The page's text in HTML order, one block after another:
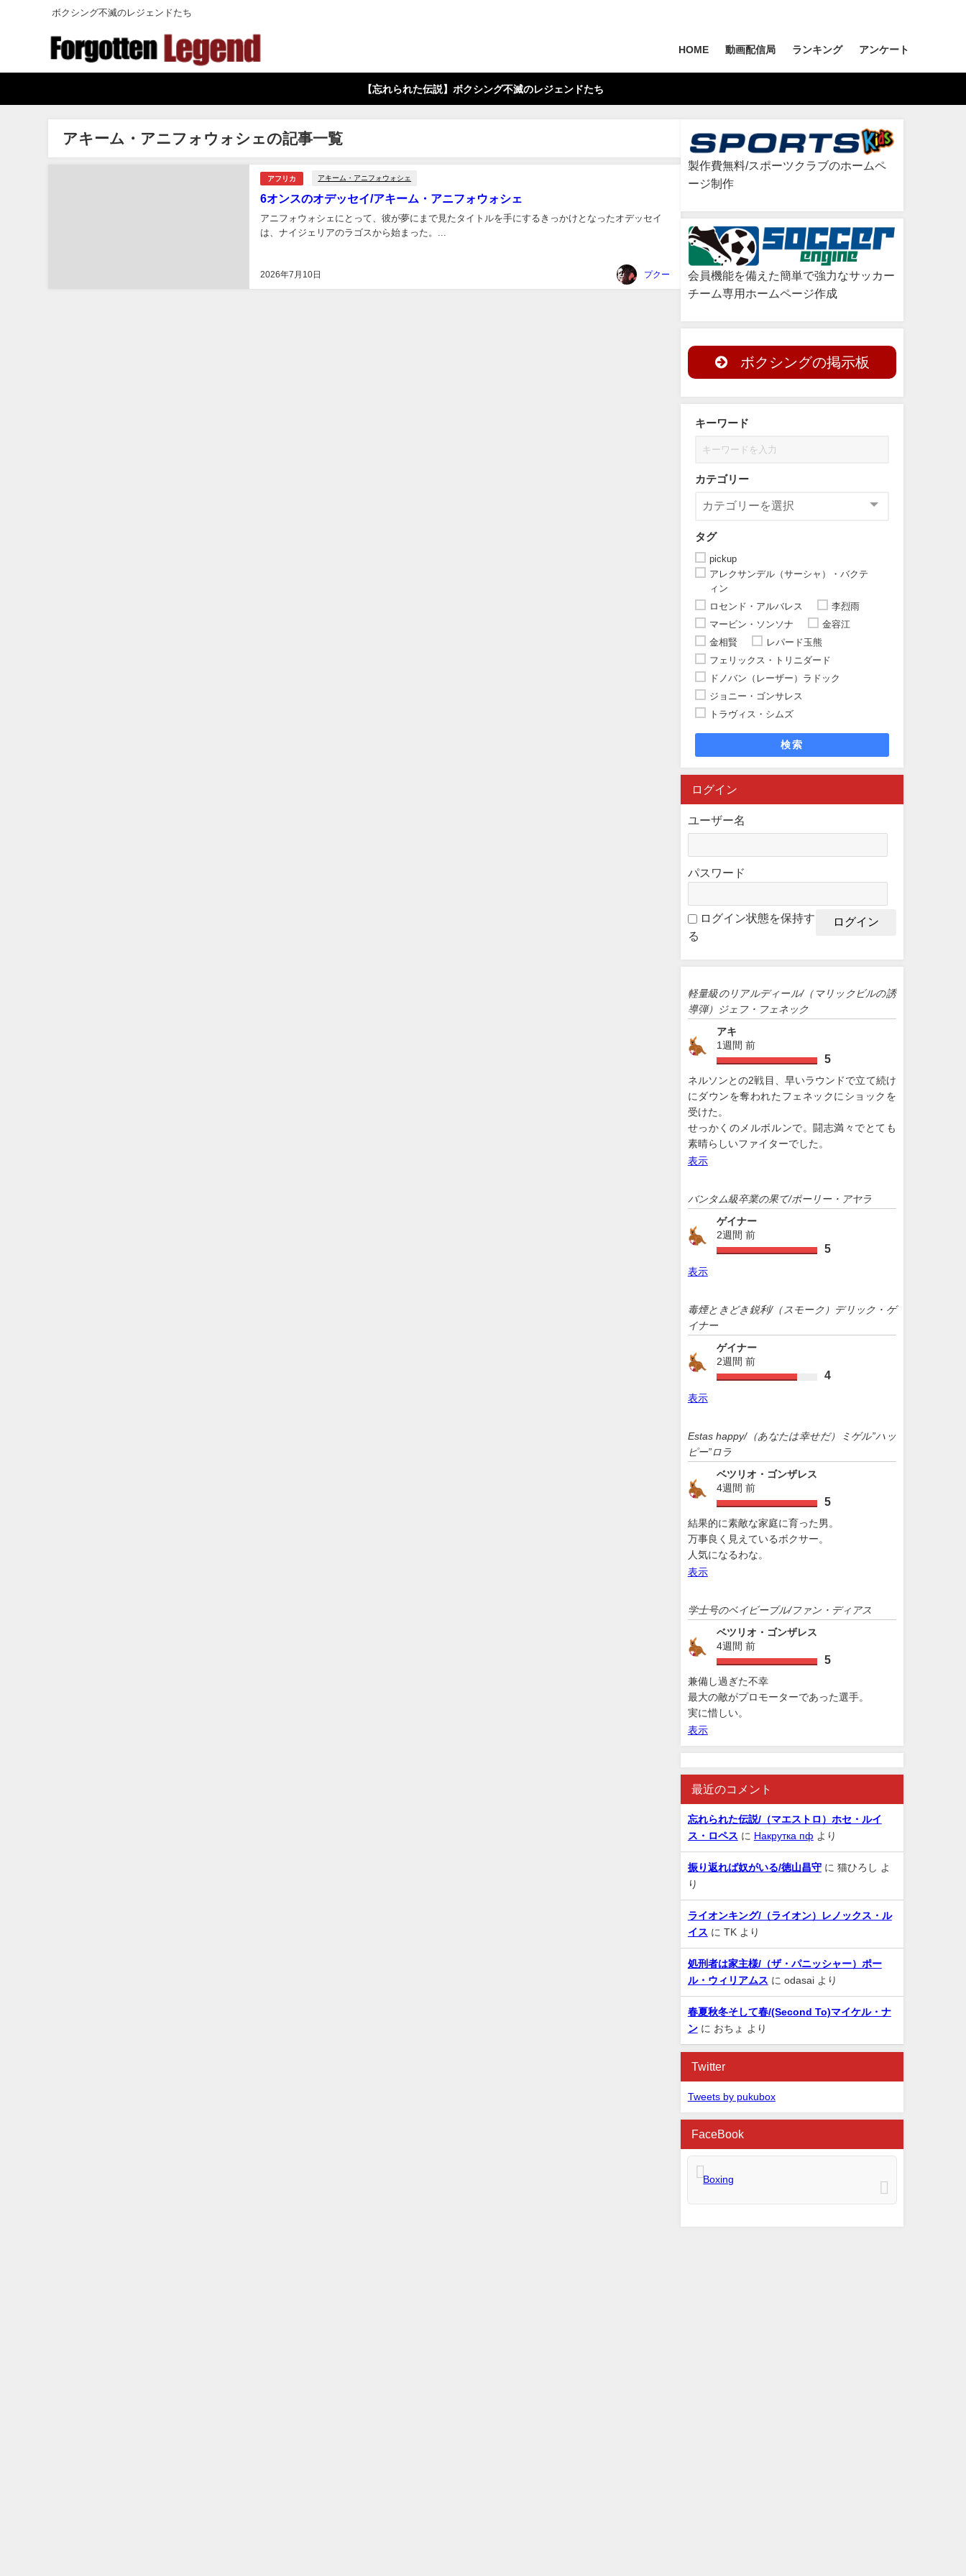
ボクシング不滅のレジェンドたち
HOME 動画配信局 ランキング アンケート
【忘れられた伝説】ボクシング不滅のレジェンドたち
アキーム・アニフォウォシェの記事一覧
アフリカ アキーム・アニフォウォシェ
6オンスのオデッセイ/アキーム・アニフォウォシェ
2026年7月10日
アニフォウォシェにとって、彼が夢にまで見たタイトルを手にするきっかけとなったオデッセイ
は、ナイジェリアのラゴスから始まった。...
プクー
製作費無料/スポーツクラブのホームペ
ージ制作
会員機能を備えた簡単で強力なサッカー
チーム専用ホームページ作成
ボクシングの掲示板
キーワード
カテゴリー
タグ
pickup
アレクサンデル（サーシャ）・バクテ
ィン
ロセンド・アルバレス
李烈雨
マービン・ソンソナ
金容江
金相賢
レパード玉熊
フェリックス・トリニダード
ドノバン（レーザー）ラドック
ジョニー・ゴンサレス
トラヴィス・シムズ
検索
ログイン
ユーザー名
パスワード
ログイン状態を保持す
る
軽量級のリアルディール/（マリックビルの誘
導弾）ジェフ・フェネック
アキ
1週間 前
5
ネルソンとの2戦目、早いラウンドで立て続け
にダウンを奪われたフェネックにショックを
受けた。
せっかくのメルボルンで。闘志満々でとても
素晴らしいファイターでした。
表示
バンタム級卒業の果て/ポーリー・アヤラ
ゲイナー
2週間 前
5
表示
毒煙ときどき鋭利/（スモーク）デリック・ゲ
イナー
ゲイナー
2週間 前
4
表示
Estas happy/（あなたは幸せだ）ミゲル”ハッ
ピー”ロラ
ベツリオ・ゴンザレス
4週間 前
5
結果的に素敵な家庭に育った男。
万事良く見えているボクサー。
人気になるわな。
表示
学士号のベイビーブル/ファン・ディアス
ベツリオ・ゴンザレス
4週間 前
5
兼備し過ぎた不幸
最大の敵がプロモーターであった選手。
実に惜しい。
表示
最近のコメント
忘れられた伝説/（マエストロ）ホセ・ルイ
ス・ロペス に Накрутка пф より
振り返れば奴がいる/徳山昌守に 猫ひろし よ
り
ライオンキング/（ライオン）レノックス・ル
イス に TKより
処刑者は家主様/（ザ・パニッシャー）ポー
ル・ウィリアムス に odasaiより
春夏秋冬そして春/(Second To)マイケル・ナ
ンに おちょ より
Twitter
Tweets by pukubox
FaceBook
Boxing